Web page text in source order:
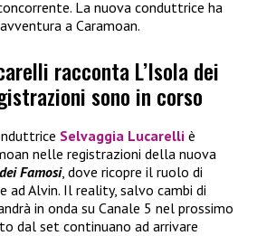
La nuova conduttrice ha
a Caramoan.
racconta L’Isola dei
sono in corso
Selvaggia Lucarelli è
nelle registrazioni della nuova
Famosi, dove ricopre il ruolo di
ad Alvin. Il reality, salvo cambi di
in onda su Canale 5 nel prossimo
dal set continuano ad arrivare